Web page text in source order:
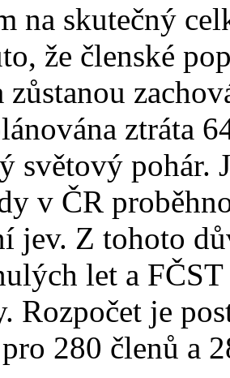
na skutečný
že členské
zůstanou
ztráta
světový pohár.
v ČR
jev. Z tohoto
let a
Rozpočet je
280 členů a